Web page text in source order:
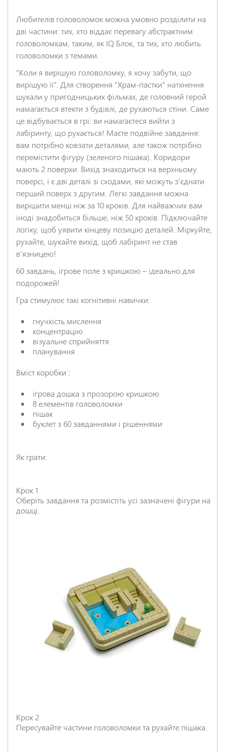
Любителів головоломок можна умовно розділити на
дві частини: тих, хто віддає перевагу абстрактним
головоломкам, таким, як IQ Блок, та тих, хто любить
головоломки з темами.
“Коли я вирішую головоломку, я хочу забути, що
вирішую її”. Для створення “Храм-пастки” натхнення
шукали у пригодницьких фільмах, де головний герой
намагається втекти з будівлі, де рухаються стіни. Саме
це відбувається в грі: ви намагаєтеся вийти з
лабіринту, що рухається! Маєте подвійне завдання:
вам потрібно ковзати деталями, але також потрібно
перемістити фігуру (зеленого пішака). Коридори
мають 2 поверхи. Вихід знаходиться на верхньому
поверсі, і є дві деталі зі сходами, які можуть з'єднати
перший поверх з другим. Легкі завдання можна
вирішити менш ніж за 10 кроків. Для найважчих вам
іноді знадобиться більше, ніж 50 кроків. Підключайте
логіку, щоб уявити кінцеву позицію деталей. Міркуйте,
рухайте, шукайте вихід, щоб лабіринт не став
в’язницею!
60 завдань, ігрове поле з кришкою – ідеально для
подорожей!
Гра стимулює такі когнітивні навички:
гнучкість мислення
концентрацію
візуальне сприйняття
планування
Вміст коробки :
ігрова дошка з прозорою кришкою
8 елементів головоломки
пішак
буклет з 60 завданнями і рішеннями
Як грати:
Крок 1
Оберіть завдання та розмістіть усі зазначені фігури на
дошці.
Крок 2
Пересувайте частини головоломки та рухайте пішака.
*
Заголовок відгуку
НАДІСЛАТИ ВІДГУК